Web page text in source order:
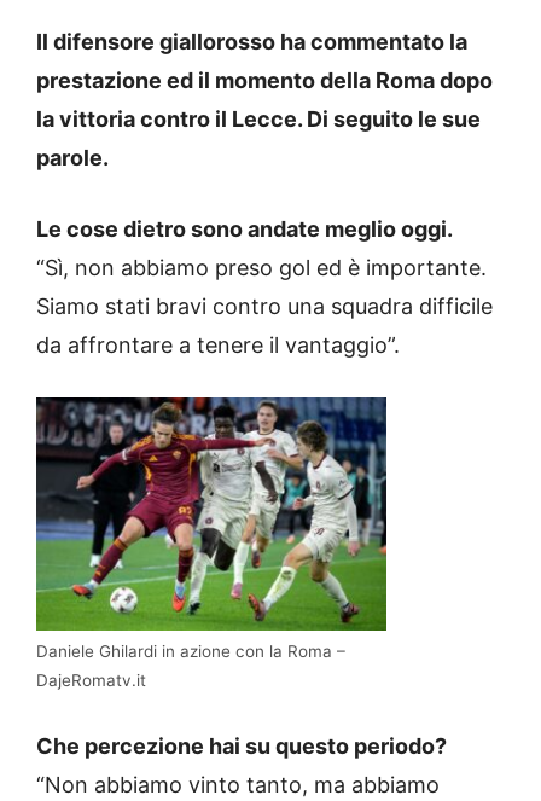
Il difensore giallorosso ha commentato la
prestazione ed il momento della Roma dopo
la vittoria contro il Lecce. Di seguito le sue
parole.
Le cose dietro sono andate meglio oggi.
“Sì, non abbiamo preso gol ed è importante.
Siamo stati bravi contro una squadra difficile
da affrontare a tenere il vantaggio”.
Daniele Ghilardi in azione con la Roma –
DajeRomatv.it
Che percezione hai su questo periodo?
“Non abbiamo vinto tanto, ma abbiamo